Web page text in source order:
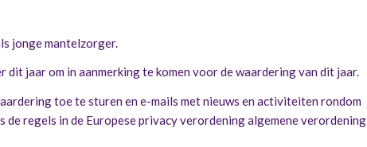
jonge mantelzorger.
jaar om in aanmerking te komen voor de waardering van dit jaar.
toe te sturen en e-mails met nieuws en activiteiten rondom
regels in de Europese privacy verordening algemene verordening